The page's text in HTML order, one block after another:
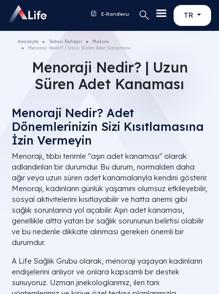
TR
E-Randevu
Anasayfa Tedavi Rehberi
Makale
Menoraji Nedir? | Uzun Süren Adet Kanaması
Menoraji Nedir? | Uzun
Süren Adet Kanaması
Menoraji Nedir? Adet
Dönemlerinizin Sizi Kısıtlamasına
İzin Vermeyin
Menoraji, tıbbi terimle "aşırı adet kanaması" olarak
adlandırılan bir durumdur. Bu durum, normalden daha
ağır veya uzun süren adet kanamalarıyla kendini gösterir.
Menoraji, kadınların günlük yaşamını olumsuz etkileyebilir,
sosyal aktivitelerini kısıtlayabilir ve hatta anemi gibi
sağlık sorunlarına yol açabilir. Aşırı adet kanaması,
genellikle altta yatan bir sağlık sorununun belirtisi olabilir
ve bu nedenle dikkate alınması gereken önemli bir
durumdur.
A Life Sağlık Grubu olarak, menoraji yaşayan kadınların
endişelerini anlıyor ve onlara kapsamlı bir destek
sunuyoruz. Uzman jinekologlarımız, ileri tanı